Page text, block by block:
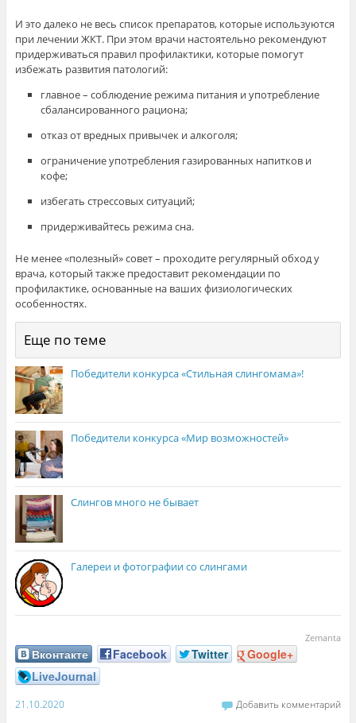
И это далеко не весь список препаратов, которые используются
при лечении ЖКТ. При этом врачи настоятельно рекомендуют
придерживаться правил профилактики, которые помогут
избежать развития патологий:
главное – соблюдение режима питания и употребление
сбалансированного рациона;
отказ от вредных привычек и алкоголя;
ограничение употребления газированных напитков и
кофе;
избегать стрессовых ситуаций;
придерживайтесь режима сна.
Не менее «полезный» совет – проходите регулярный обход у
врача, который также предоставит рекомендации по
профилактике, основанные на ваших физиологических
особенностях.
Еще по теме
Победители конкурса «Стильная слингомама»!
Победители конкурса «Мир возможностей»
Слингов много не бывает
Галереи и фотографии со слингами
Zemanta
Вконтакте Facebook Twitter
Google+
LiveJournal
21.10.2020 Добавить комментарий